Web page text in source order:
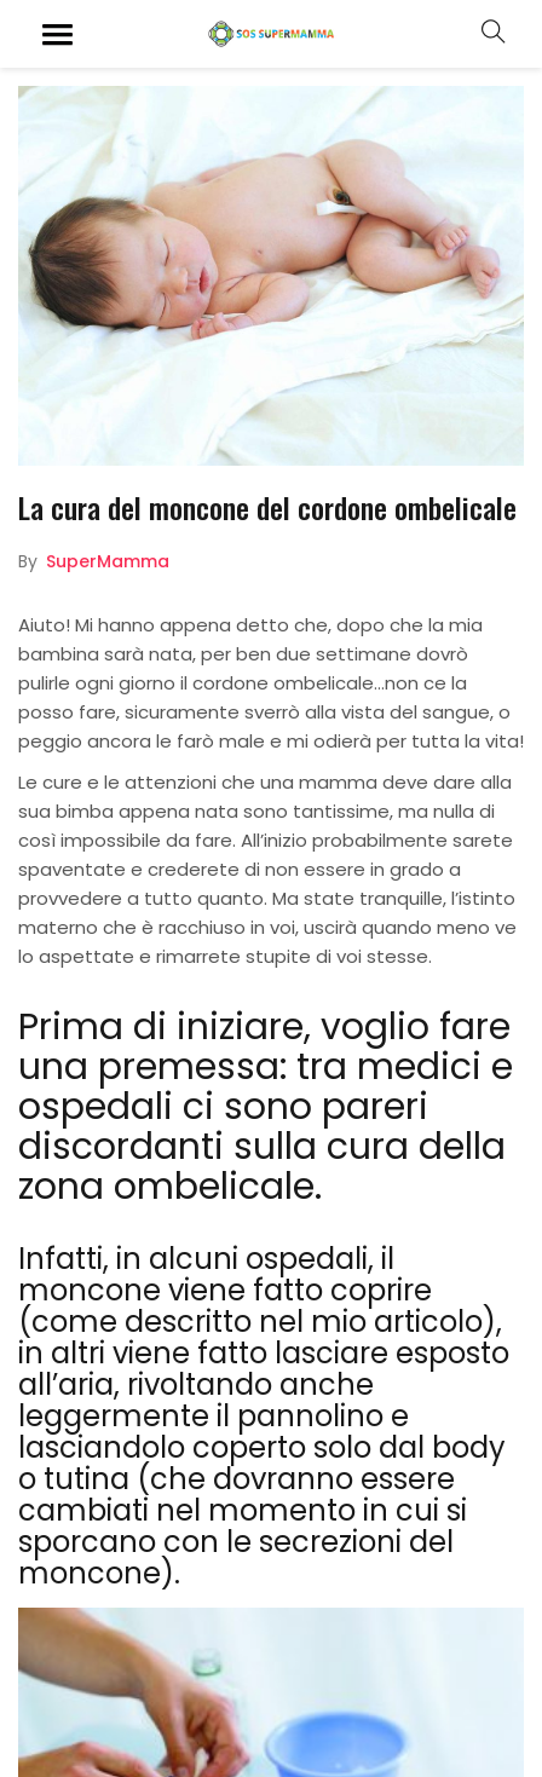
La cura del moncone del cordone ombelicale
By SuperMamma
Aiuto! Mi hanno appena detto che, dopo che la mia
bambina sarà nata, per ben due settimane dovrò
pulirle ogni giorno il cordone ombelicale…non ce la
posso fare, sicuramente sverrò alla vista del sangue, o
peggio ancora le farò male e mi odierà per tutta la vita!
Le cure e le attenzioni che una mamma deve dare alla
sua bimba appena nata sono tantissime, ma nulla di
così impossibile da fare. All’inizio probabilmente sarete
spaventate e crederete di non essere in grado a
provvedere a tutto quanto. Ma state tranquille, l’istinto
materno che è racchiuso in voi, uscirà quando meno ve
lo aspettate e rimarrete stupite di voi stesse.
Prima di iniziare, voglio fare
una premessa: tra medici e
ospedali ci sono pareri
discordanti sulla cura della
zona ombelicale.
Infatti, in alcuni ospedali, il
moncone viene fatto coprire
(come descritto nel mio articolo),
in altri viene fatto lasciare esposto
all’aria, rivoltando anche
leggermente il pannolino e
lasciandolo coperto solo dal body
o tutina (che dovranno essere
cambiati nel momento in cui si
sporcano con le secrezioni del
moncone).